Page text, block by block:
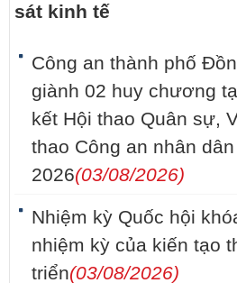
sát kinh tế
Công an thành phố
giành 02 huy chương
kết Hội thao Quân sự,
thao Công an nhân
2026(03/08/2026)
Nhiệm kỳ Quốc hội
nhiệm kỳ của kiến tạo
triển(03/08/2026)